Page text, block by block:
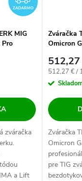
ZADARMO
MIG
Pro
zváračka
a Lift
Zváračka
Omicron
Jednotková
512,27 € /
Zváračka
Omicron
pre TIG